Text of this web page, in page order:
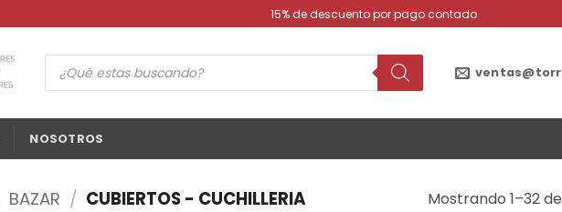
15% de descuento por pago contado
Búsqueda
productos
NOSOTROS
BAZAR / CUBIERTOS - CUCHILLERIA Mostrando 1–32